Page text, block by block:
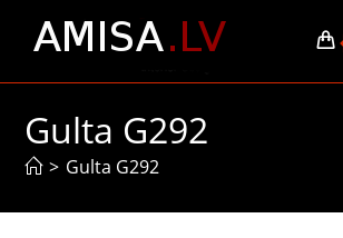
Gulta G292
> Gulta G292